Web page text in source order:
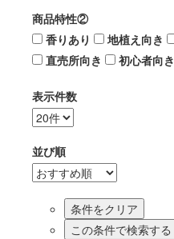
商品特性②
香りあり
地植え向き
直売所向き
初心者向き
表示件数
並び順
この条件で検索する